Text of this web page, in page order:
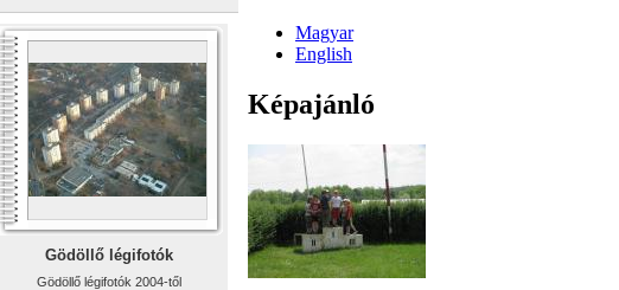
Gödöllő légifotók
Gödöllő légifotók 2004-től
Magyar
English
Képajánló